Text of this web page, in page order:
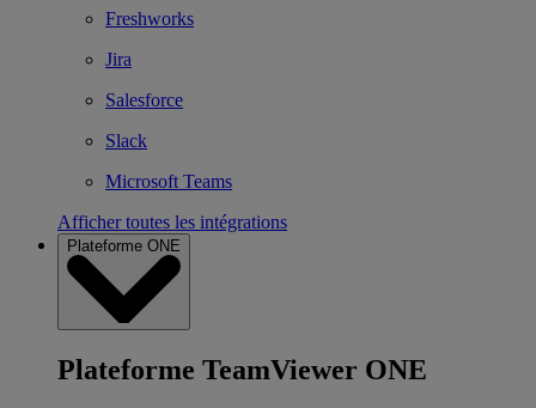
Freshworks
Jira
Salesforce
Slack
Microsoft Teams
Afficher toutes les intégrations
Plateforme ONE
Plateforme TeamViewer ONE